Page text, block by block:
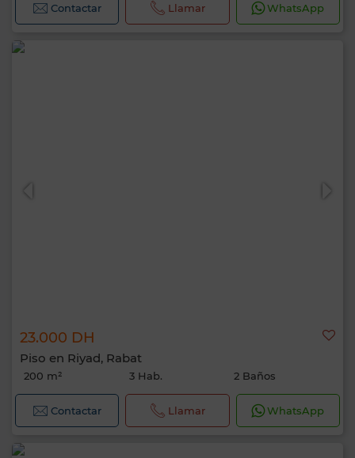
Contactar Llamar WhatsApp
23.000 DH
Piso en Riyad, Rabat
200 m² 3 Hab. 2 Baños
Contactar Llamar WhatsApp